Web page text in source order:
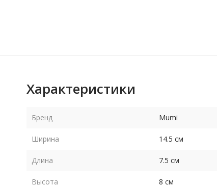
Характеристики
Бренд Mumi
Ширина 14.5 см
Длина 7.5 см
Высота 8 см